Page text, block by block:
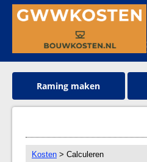
Raming maken
Kosten > Calculeren